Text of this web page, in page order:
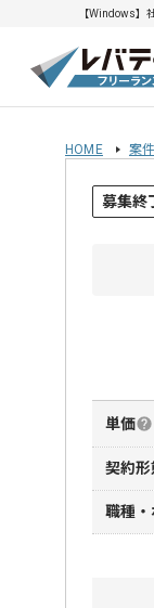
【Windows】
HOME 案
募集終
単価
契約形
職種・